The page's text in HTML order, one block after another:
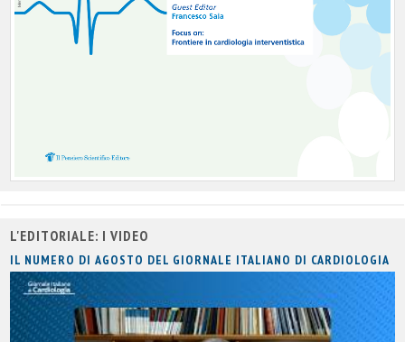
L'EDITORIALE: I VIDEO
IL NUMERO DI AGOSTO DEL GIORNALE ITALIANO DI CARDIOLOGIA